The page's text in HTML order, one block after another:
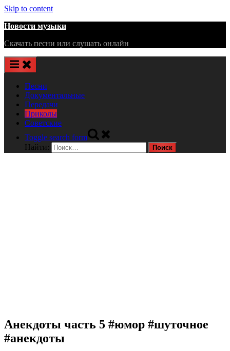
Skip to content
Новости музыки
Скачать песни или слушать онлайн
Песни
Документальные
Передачи
Приколы
Советские
Toggle search form
Найти:
Анекдоты часть 5 #юмор #шуточное
#анекдоты